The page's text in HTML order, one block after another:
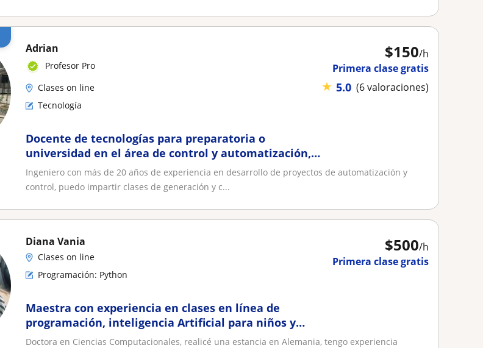
$150/h
Primera clase gratis
★ 5.0 (6 valoraciones)
Adrian
Profesor Pro
Clases on line
Tecnología
Docente de tecnologías para preparatoria o
universidad en el área de control y automatización,
proyectos y calidad
Ingeniero con más de 20 años de experiencia en desarrollo de proyectos de automatización y
control, puedo impartir clases de generación y c...
$500/h
Primera clase gratis
Diana Vania
Clases on line
Programación: Python
Maestra con experiencia en clases en línea de
programación, inteligencia Artificial para niños y
Adultos
Doctora en Ciencias Computacionales, realicé una estancia en Alemania, tengo experiencia